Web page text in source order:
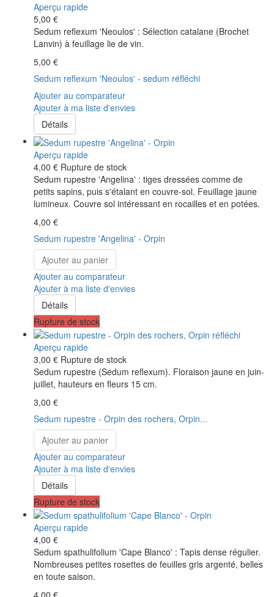
Aperçu rapide
5,00 €
Sedum reflexum 'Neoulos' : Sélection catalane (Brochet
Lanvin) à feuillage lie de vin.
5,00 €
Sedum reflexum 'Neoulos' - sedum réfléchi
Ajouter au comparateur
Ajouter à ma liste d'envies
Détails
Aperçu rapide
4,00 € Rupture de stock
Sedum rupestre 'Angelina' : tiges dressées comme de
petits sapins, puis s'étalant en couvre-sol. Feuillage jaune
lumineux. Couvre sol intéressant en rocailles et en potées.
4,00 €
Sedum rupestre 'Angelina' - Orpin
Ajouter au panier
Ajouter au comparateur
Ajouter à ma liste d'envies
Détails
Rupture de stock
Aperçu rapide
3,00 € Rupture de stock
Sedum rupestre (Sedum reflexum). Floraison jaune en juin-
juillet, hauteurs en fleurs 15 cm.
3,00 €
Sedum rupestre - Orpin des rochers, Orpin...
Ajouter au panier
Ajouter au comparateur
Ajouter à ma liste d'envies
Détails
Rupture de stock
Aperçu rapide
4,00 €
Sedum spathulifolium 'Cape Blanco' : Tapis dense régulier.
Nombreuses petites rosettes de feuilles gris argenté, belles
en toute saison.